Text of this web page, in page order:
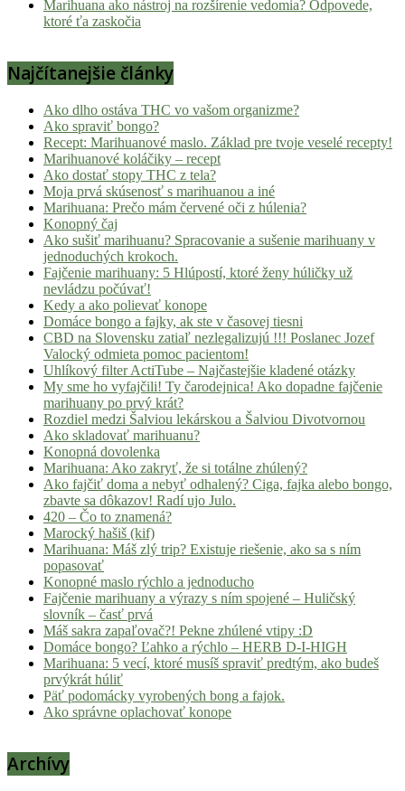
Marihuana ako nástroj na rozšírenie vedomia? Odpovede,
ktoré ťa zaskočia
Najčítanejšie články
Ako dlho ostáva THC vo vašom organizme?
Ako spraviť bongo?
Recept: Marihuanové maslo. Základ pre tvoje veselé recepty!
Marihuanové koláčiky – recept
Ako dostať stopy THC z tela?
Moja prvá skúsenosť s marihuanou a iné
Marihuana: Prečo mám červené oči z húlenia?
Konopný čaj
Ako sušiť marihuanu? Spracovanie a sušenie marihuany v
jednoduchých krokoch.
Fajčenie marihuany: 5 Hlúpostí, ktoré ženy húličky už
nevládzu počúvať!
Kedy a ako polievať konope
Domáce bongo a fajky, ak ste v časovej tiesni
CBD na Slovensku zatiaľ nezlegalizujú !!! Poslanec Jozef
Valocký odmieta pomoc pacientom!
Uhlíkový filter ActiTube – Najčastejšie kladené otázky
My sme ho vyfajčili! Ty čarodejnica! Ako dopadne fajčenie
marihuany po prvý krát?
Rozdiel medzi Šalviou lekárskou a Šalviou Divotvornou
Ako skladovať marihuanu?
Konopná dovolenka
Marihuana: Ako zakryť, že si totálne zhúlený?
Ako fajčiť doma a nebyť odhalený? Ciga, fajka alebo bongo,
zbavte sa dôkazov! Radí ujo Julo.
420 – Čo to znamená?
Marocký hašiš (kif)
Marihuana: Máš zlý trip? Existuje riešenie, ako sa s ním
popasovať
Konopné maslo rýchlo a jednoducho
Fajčenie marihuany a výrazy s ním spojené – Huličský
slovník – časť prvá
Máš sakra zapaľovač?! Pekne zhúlené vtipy :D
Domáce bongo? Ľahko a rýchlo – HERB D-I-HIGH
Marihuana: 5 vecí, ktoré musíš spraviť predtým, ako budeš
prvýkrát húliť
Päť podomácky vyrobených bong a fajok.
Ako správne oplachovať konope
Archívy